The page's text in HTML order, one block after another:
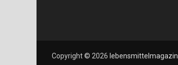
Copyright © 2026 lebensmittelmagazin